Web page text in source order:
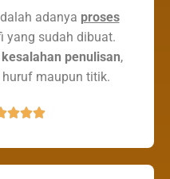
adanya proses
yang sudah dibuat.
penulisan,
maupun titik.
